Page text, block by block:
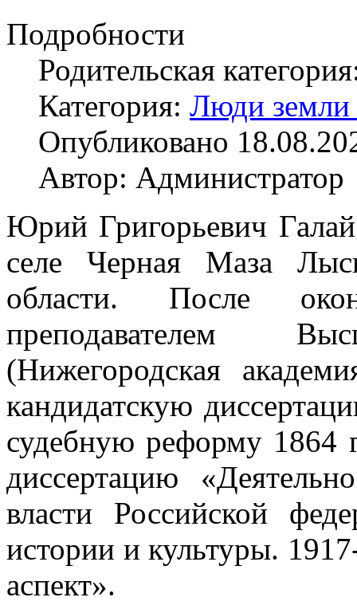
Подробности
Родительская
Категория: Люди земли
Опубликовано
Автор: Администратор
Юрий Григорьевич
селе Черная Маза
области. После
преподавателем
(Нижегородская
кандидатскую
судебную реформу 1864
диссертацию
власти Российской
истории и культуры.
аспект».